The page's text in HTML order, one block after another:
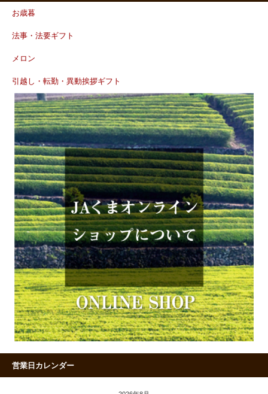
お歳暮
法事・法要ギフト
メロン
引越し・転勤・異動挨拶ギフト
営業日カレンダー